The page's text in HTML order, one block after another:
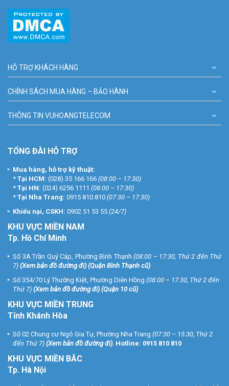
HỖ TRỢ KHÁCH HÀNG
CHÍNH SÁCH MUA HÀNG – BẢO HÀNH
THÔNG TIN VUHOANGTELECOM
TỔNG ĐÀI HỖ TRỢ
Mua hàng, hỗ trợ kỹ thuật:
* Tại HCM: (028) 35 166 166 (08:00 – 17:30)
* Tại HN: (024) 6256 1111 (08:00 – 17:30)
* Tại Nha Trang: 0915 810 810 (07:30 – 17:30)
Khiếu nại, CSKH: 0902 51 53 55 (24/7)
KHU VỰC MIỀN NAM
Tp. Hồ Chí Minh
Số 3A Trần Quý Cáp, Phường Bình Thạnh (08:00 – 17:30, Thứ 2 đến Thứ
7) (Xem bản đồ đường đi) (Quận Bình Thạnh cũ)
Số 354/70 Lý Thường Kiệt, Phường Diên Hồng (08:00 – 17:30, Thứ 2 đến
Thứ 7) (Xem bản đồ đường đi) (Quận 10 cũ)
KHU VỰC MIỀN TRUNG
Tỉnh Khánh Hòa
Số 02 Chung cư Ngô Gia Tự, Phường Nha Trang (07:30 – 15:30, Thứ 2
đến Thứ 7) (Xem bản đồ đường đi). Hotline: 0915 810 810
KHU VỰC MIỀN BẮC
Tp. Hà Nội